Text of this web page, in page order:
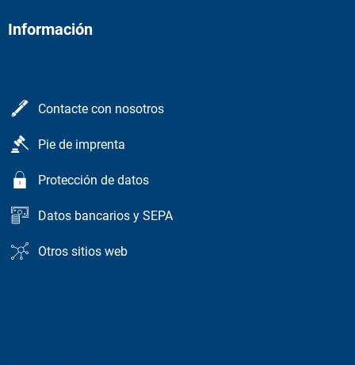
Información
Contacte con nosotros
Pie de imprenta
Protección de datos
Datos bancarios y SEPA
Otros sitios web